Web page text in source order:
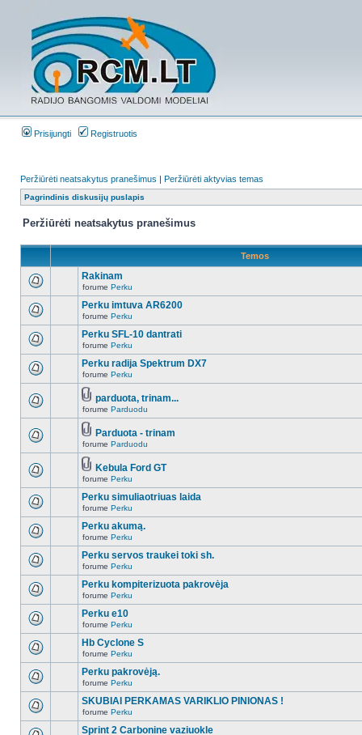
Prisijungti Registruotis
Peržiūrėti neatsakytus pranešimus | Peržiūrėti aktyvias temas
Pagrindinis diskusijų puslapis
Peržiūrėti neatsakytus pranešimus
Temos
Rakinam
forume Perku
Perku imtuva AR6200
forume Perku
Perku SFL-10 dantrati
forume Perku
Perku radija Spektrum DX7
forume Perku
parduota, trinam...
forume Parduodu
Parduota - trinam
forume Parduodu
Kebula Ford GT
forume Perku
Perku simuliaotriuas laida
forume Perku
Perku akumą.
forume Perku
Perku servos traukei toki sh.
forume Perku
Perku kompiterizuota pakrovėja
forume Perku
Perku e10
forume Perku
Hb Cyclone S
forume Perku
Perku pakrovėją.
forume Perku
SKUBIAI PERKAMAS VARIKLIO PINIONAS !
forume Perku
Sprint 2 Carbonine vaziuokle